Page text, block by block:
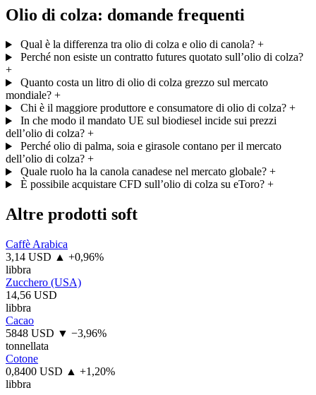
Olio di colza: domande frequenti
Qual è la differenza tra olio di colza e olio di canola? +
Perché non esiste un contratto futures quotato sull’olio di colza?
+
Quanto costa un litro di olio di colza grezzo sul mercato
mondiale? +
Chi è il maggiore produttore e consumatore di olio di colza? +
In che modo il mandato UE sul biodiesel incide sui prezzi
dell’olio di colza? +
Perché olio di palma, soia e girasole contano per il mercato
dell’olio di colza? +
Quale ruolo ha la canola canadese nel mercato globale? +
È possibile acquistare CFD sull’olio di colza su eToro? +
Altre prodotti soft
Caffè Arabica
3,14 USD ▲ +0,96%
libbra
Zucchero (USA)
14,56 USD
libbra
Cacao
5848 USD ▼ −3,96%
tonnellata
Cotone
0,8400 USD ▲ +1,20%
libbra